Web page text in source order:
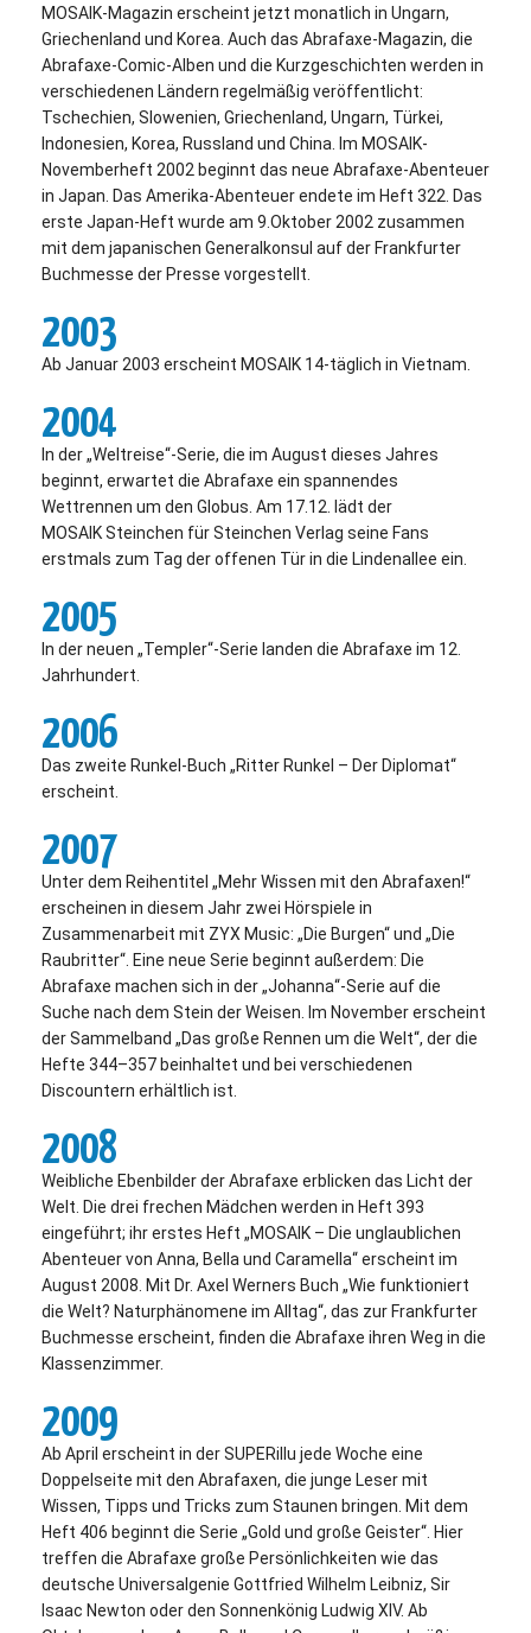
MOSAIK-Magazin erscheint jetzt monatlich in Ungarn,
Griechenland und Korea. Auch das Abrafaxe-Magazin, die
Abrafaxe-Comic-Alben und die Kurzgeschichten werden in
verschiedenen Ländern regelmäßig veröffentlicht:
Tschechien, Slowenien, Griechenland, Ungarn, Türkei,
Indonesien, Korea, Russland und China. Im MOSAIK-
Novemberheft 2002 beginnt das neue Abrafaxe-Abenteuer
in Japan. Das Amerika-Abenteuer endete im Heft 322. Das
erste Japan-Heft wurde am 9.Oktober 2002 zusammen
mit dem japanischen Generalkonsul auf der Frankfurter
Buchmesse der Presse vorgestellt.
2003
Ab Januar 2003 erscheint MOSAIK 14-täglich in Vietnam.
2004
In der „Weltreise“-Serie, die im August dieses Jahres
beginnt, erwartet die Abrafaxe ein spannendes
Wettrennen um den Globus. Am 17.12. lädt der
MOSAIK Steinchen für Steinchen Verlag seine Fans
erstmals zum Tag der offenen Tür in die Lindenallee ein.
2005
In der neuen „Templer“-Serie landen die Abrafaxe im 12.
Jahrhundert.
2006
Das zweite Runkel-Buch „Ritter Runkel – Der Diplomat“
erscheint.
2007
Unter dem Reihentitel „Mehr Wissen mit den Abrafaxen!“
erscheinen in diesem Jahr zwei Hörspiele in
Zusammenarbeit mit ZYX Music: „Die Burgen“ und „Die
Raubritter“. Eine neue Serie beginnt außerdem: Die
Abrafaxe machen sich in der „Johanna“-Serie auf die
Suche nach dem Stein der Weisen. Im November erscheint
der Sammelband „Das große Rennen um die Welt“, der die
Hefte 344–357 beinhaltet und bei verschiedenen
Discountern erhältlich ist.
2008
Weibliche Ebenbilder der Abrafaxe erblicken das Licht der
Welt. Die drei frechen Mädchen werden in Heft 393
eingeführt; ihr erstes Heft „MOSAIK – Die unglaublichen
Abenteuer von Anna, Bella und Caramella“ erscheint im
August 2008. Mit Dr. Axel Werners Buch „Wie funktioniert
die Welt? Naturphänomene im Alltag“, das zur Frankfurter
Buchmesse erscheint, finden die Abrafaxe ihren Weg in die
Klassenzimmer.
2009
Ab April erscheint in der SUPERillu jede Woche eine
Doppelseite mit den Abrafaxen, die junge Leser mit
Wissen, Tipps und Tricks zum Staunen bringen. Mit dem
Heft 406 beginnt die Serie „Gold und große Geister“. Hier
treffen die Abrafaxe große Persönlichkeiten wie das
deutsche Universalgenie Gottfried Wilhelm Leibniz, Sir
Isaac Newton oder den Sonnenkönig Ludwig XIV. Ab